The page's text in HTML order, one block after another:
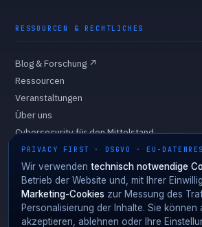
RESSOURCEN & RECHTLICHES
Blog & Forschung ↗
Ressourcen
Veranstaltungen
Über uns
Cybersecurity für den Mittelstand
Eigentümer & Vorstand
Datenschutzerklärung
Cookie-Richtlinie
Cookie-Einstellungen
PRIVACY FIRST · DSGVO · EU-
Wir verwenden technisch notwendige
Betrieb der Website und, mit Ihrer
Marketing-Cookies zur Messung des
Personalisierung der Inhalte. Sie können
akzeptieren, ablehnen oder Ihre